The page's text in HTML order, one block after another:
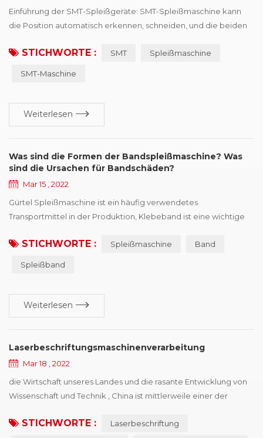
Einführung der SMT-Spleißgeräte: SMT-Spleißmaschine kann
die Position automatisch erkennen, schneiden, und die beiden
verbinden. SMT-Spleißmaschine ist einfach zu bedienen,
STICHWORTE : SMT Spleißmaschine
SMT-Maschine
Weiterlesen
Was sind die Formen der Bandspleißmaschine? Was
sind die Ursachen für Bandschäden?
Mar 15 , 2022
Gürtel Spleißmaschine ist ein häufig verwendetes
Transportmittel in der Produktion, Klebeband ist eine wichtige
tritt in verschiedenen Schadensformen auf, wird den effizienten
sechs Arten von häufigen Schadensformen zusammen, und
STICHWORTE : Spleißmaschine Band
Spleißband
Weiterlesen
Laserbeschriftungsmaschinenverarbeitung
Mar 18 , 2022
die Wirtschaft unseres Landes und die rasante Entwicklung von
Wissenschaft und Technik , China ist mittlerweile einer der
eine starke Produktivität im Bereich Elektronik, und die
STICHWORTE : Laserbeschriftung